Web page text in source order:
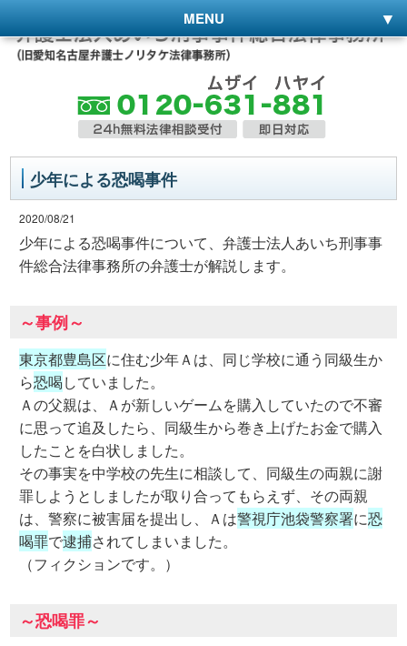
MENU
少年による恐喝事件
2020/08/21
少年による恐喝事件について、弁護士法人あいち刑事事
件総合法律事務所の弁護士が解説します。
～事例～
東京都豊島区に住む少年Ａは、同じ学校に通う同級生か
ら恐喝していました。
Ａの父親は、Ａが新しいゲームを購入していたので不審
に思って追及したら、同級生から巻き上げたお金で購入
したことを白状しました。
その事実を中学校の先生に相談して、同級生の両親に謝
罪しようとしましたが取り合ってもらえず、その両親
は、警察に被害届を提出し、Ａは警視庁池袋警察署に恐
喝罪で逮捕されてしまいました。
（フィクションです。）
～恐喝罪～